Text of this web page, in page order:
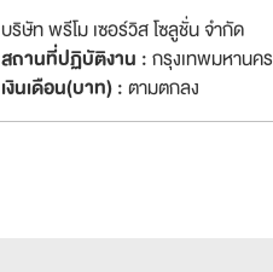
บริษัท พรีโม เซอร์วิส โซลูชั่น จำกัด
สถานที่ปฏิบัติงาน :กรุงเทพมหานคร
เงินเดือน(บาท) :ตามตกลง